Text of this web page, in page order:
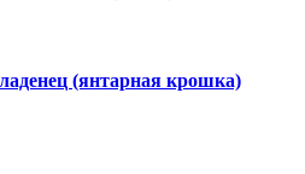
(янтарная крошка)